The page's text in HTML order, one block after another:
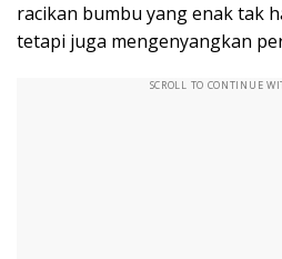
racikan bumbu yang enak tak
tetapi juga mengenyangkan
SCROLL TO CONTINUE